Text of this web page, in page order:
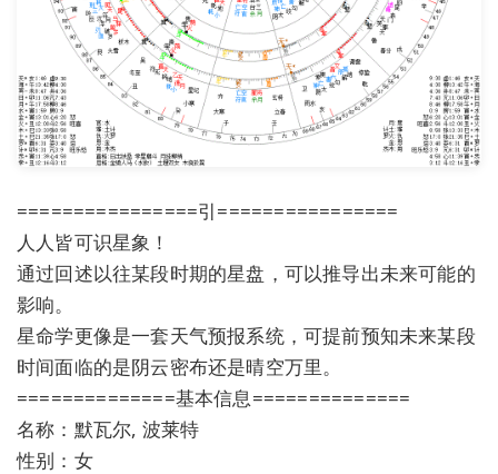
================引================
人人皆可识星象！
通过回述以往某段时期的星盘，可以推导出未来可能的
影响。
星命学更像是一套天气预报系统，可提前预知未来某段
时间面临的是阴云密布还是晴空万里。
==============基本信息==============
名称：默瓦尔, 波莱特
性别：女